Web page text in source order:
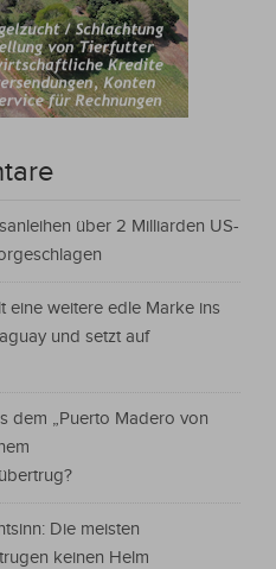
über 2 Milliarden US-
eine weitere edle Marke ins
und setzt auf
dem „Puerto Madero von
Die meisten
keinen Helm